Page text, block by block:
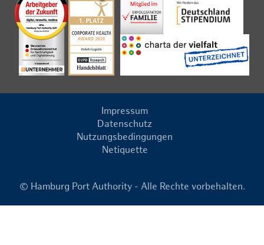
Impressum
Datenschutz
Nutzungsbedingungen
Netiquette
© Hamburg Port Authority - Alle Rechte vorbehalten.